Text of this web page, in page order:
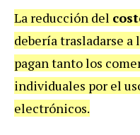
La reducción del
debería trasladarse a
pagan tanto los
individuales por el
electrónicos.